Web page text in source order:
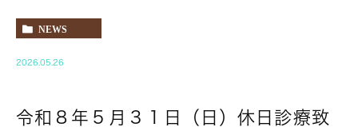
NEWS
2026.05.26
令和８年５月３１日（日）休日診療致